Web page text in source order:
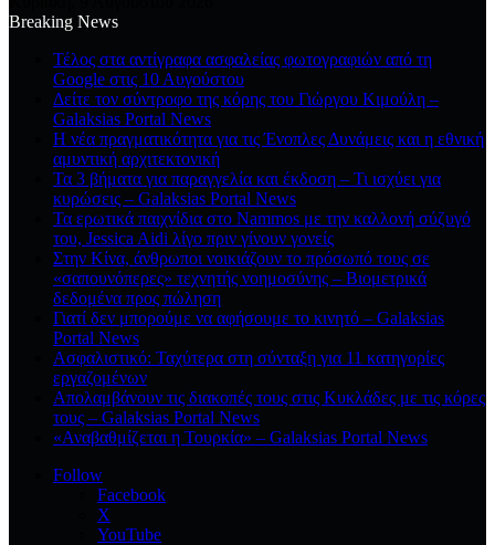
Breaking News
Τέλος στα αντίγραφα ασφαλείας φωτογραφιών από τη
Google στις 10 Αυγούστου
Δείτε τον σύντροφο της κόρης του Γιώργου Κιμούλη –
Galaksias Portal News
Η νέα πραγματικότητα για τις Ένοπλες Δυνάμεις και η εθνική
αμυντική αρχιτεκτονική
Τα 3 βήματα για παραγγελία και έκδοση – Τι ισχύει για
κυρώσεις – Galaksias Portal News
Τα ερωτικά παιχνίδια στο Nammos με την καλλονή σύζυγό
του, Jessica Aidi λίγο πριν γίνουν γονείς
Στην Κίνα, άνθρωποι νοικιάζουν το πρόσωπό τους σε
«σαπουνόπερες» τεχνητής νοημοσύνης – Βιομετρικά
δεδομένα προς πώληση
Γιατί δεν μπορούμε να αφήσουμε το κινητό – Galaksias
Portal News
Ασφαλιστικό: Ταχύτερα στη σύνταξη για 11 κατηγορίες
εργαζομένων
Απολαμβάνουν τις διακοπές τους στις Κυκλάδες με τις κόρες
τους – Galaksias Portal News
«Αναβαθμίζεται η Τουρκία» – Galaksias Portal News
Follow
Facebook
X
YouTube